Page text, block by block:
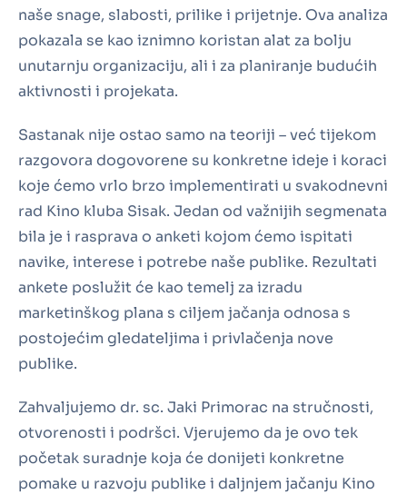
naše snage, slabosti, prilike i prijetnje. Ova analiza
pokazala se kao iznimno koristan alat za bolju
unutarnju organizaciju, ali i za planiranje budućih
aktivnosti i projekata.
Sastanak nije ostao samo na teoriji – već tijekom
razgovora dogovorene su konkretne ideje i koraci
koje ćemo vrlo brzo implementirati u svakodnevni
rad Kino kluba Sisak. Jedan od važnijih segmenata
bila je i rasprava o anketi kojom ćemo ispitati
navike, interese i potrebe naše publike. Rezultati
ankete poslužit će kao temelj za izradu
marketinškog plana s ciljem jačanja odnosa s
postojećim gledateljima i privlačenja nove
publike.
Zahvaljujemo dr. sc. Jaki Primorac na stručnosti,
otvorenosti i podršci. Vjerujemo da je ovo tek
početak suradnje koja će donijeti konkretne
pomake u razvoju publike i daljnjem jačanju Kino